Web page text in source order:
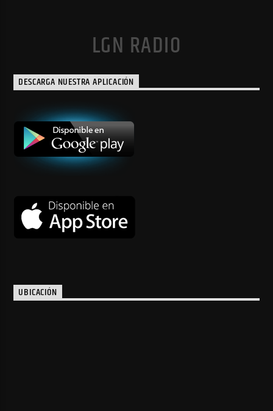
LGN RADIO
DESCARGA NUESTRA APLICACIÓN
UBICACIÓN